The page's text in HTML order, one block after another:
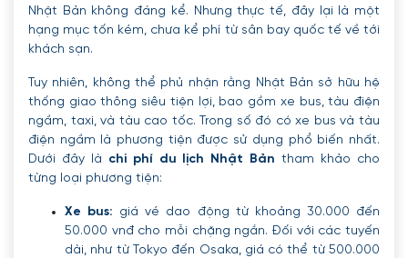
Nhật Bản không đáng kể. Nhưng thực tế, đây lại là một
hạng mục tốn kém, chưa kể phí từ sân bay quốc tế về tới
khách sạn.
Tuy nhiên, không thể phủ nhận rằng Nhật Bản sở hữu hệ
thống giao thông siêu tiện lợi, bao gồm xe bus, tàu điện
ngầm, taxi, và tàu cao tốc. Trong số đó có xe bus và tàu
điện ngầm là phương tiện được sử dụng phổ biến nhất.
Dưới đây là chi phí du lịch Nhật Bảntham khảo cho
từng loại phương tiện:
Xe bus: giá vé dao động từ khoảng 30.000 đến
50.000 vnđ cho mỗi chặng ngắn. Đối với các tuyến
dài, như từ Tokyo đến Osaka, giá có thể từ 500.000